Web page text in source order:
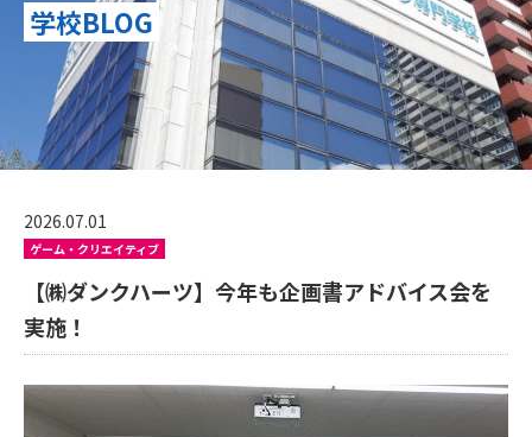
学校BLOG
2026.07.01
ゲーム・クリエイティブ
【㈱ダンクハーツ】今年も企画書アドバイス会を
実施！